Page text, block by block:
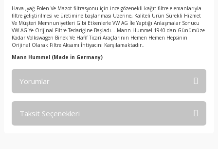
Hava ,yağ Polen Ve Mazot filtrasyonu için ince gözenekli kağıt filtre elemanlarıyla
filtre geliştirilmesi ve üretimine başlanması Üzerine, Kaliteli Ürün Sürekli Hizmet
Ve Müşteri Memnuniyetleri Gibi Etkenlerle VW AG İle Yaptığı Anlaşmalar Sonucu
VW AG Ye Orijinal Filtre Tedariğine Başladı… Mann Hummel 1940 dan Günümüze
Kadar Volkswagen Binek Ve Hafif Ticari Araçlarının Hemen Hemen Hepsinin
Orijinal Olarak Filtre Aksamı İhtiyacını Karşılamaktadır..
Mann Hummel (Made İn Germany)
Yorumlar
Taksit Seçenekleri